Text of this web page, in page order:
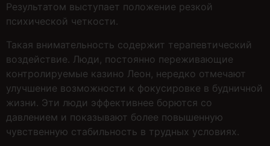
Результатом выступает положение резкой
психической четкости.
Такая внимательность содержит терапевтический
воздействие. Люди, постоянно переживающие
контролируемые казино Леон, нередко отмечают
улучшение возможности к фокусировке в будничной
жизни. Эти люди эффективнее борются со
давлением и показывают более повышенную
чувственную стабильность в трудных условиях.